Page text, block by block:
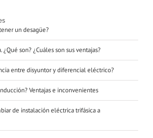
un desagüe?
¿Qué son? ¿Cuáles son sus ventajas?
entre disyuntor y diferencial eléctrico?
Ventajas e inconvenientes
de instalación eléctrica trifásica a